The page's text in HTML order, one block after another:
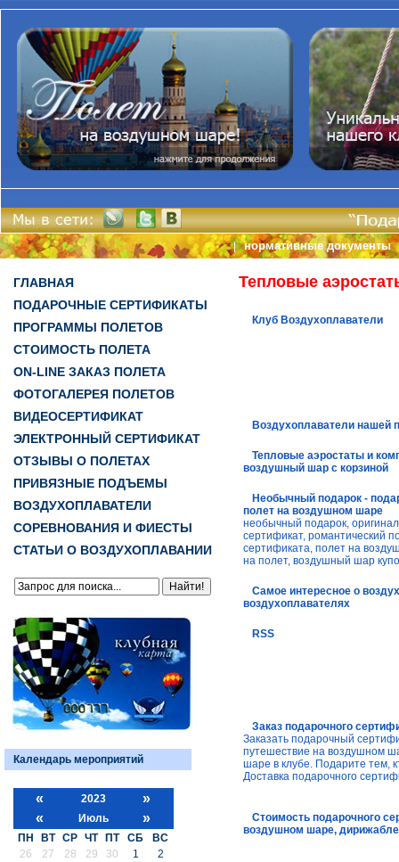
|нормативные документы
ГЛАВНАЯ
ПОДАРОЧНЫЕ СЕРТИФИКАТЫ
ПРОГРАММЫ ПОЛЕТОВ
СТОИМОСТЬ ПОЛЕТА
ON-LINE ЗАКАЗ ПОЛЕТА
ФОТОГАЛЕРЕЯ ПОЛЕТОВ
ВИДЕОСЕРТИФИКАТ
ЭЛЕКТРОННЫЙ СЕРТИФИКАТ
ОТЗЫВЫ О ПОЛЕТАХ
ПРИВЯЗНЫЕ ПОДЪЕМЫ
ВОЗДУХОПЛАВАТЕЛИ
СОРЕВНОВАНИЯ И ФИЕСТЫ
СТАТЬИ О ВОЗДУХОПЛАВАНИИ
Календарь мероприятий
« 2023
»
«
Июль »
ПН ВТ СР ЧТ ПТ СБ
ВС
26
27 28 29 30 1
2
Тепловые
Клуб Воздухоплаватели
Воздухоплаватели нашей
Тепловые аэростаты и
воздушный шар с корзиной
Необычный подарок -
полет на воздушном шаре
необычный подарок,
сертификат, романтический
сертификата, полет на
на полет, воздушный шар
Самое интересное о
воздухоплавателях
RSS
Заказ подарочного
Заказать подарочный
путешествие на воздушном
шаре в клубе. Подарите тем,
Доставка подарочного
Стоимость подарочного
воздушном шаре, дирижабле